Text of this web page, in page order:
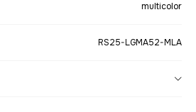
multicolor
RS25-LGMA52-MLA